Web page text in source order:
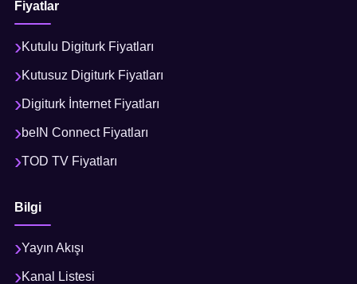
Fiyatlar
Kutulu Digiturk Fiyatları
Kutusuz Digiturk Fiyatları
Digiturk İnternet Fiyatları
beIN Connect Fiyatları
TOD TV Fiyatları
Bilgi
Yayın Akışı
Kanal Listesi